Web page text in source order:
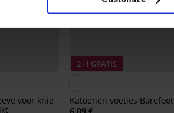
voor knie
2+1 GRATIS
Katoenen voetjes Barefoot